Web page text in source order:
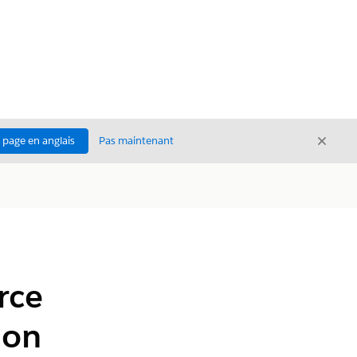
en anglais Pas maintenant Fermer